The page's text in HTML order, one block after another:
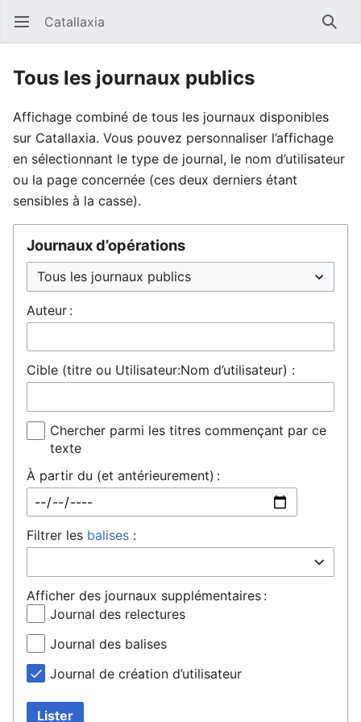
Ouvrir le menu principal Catallaxia
Tous les journaux publics
Affichage combiné de tous les journaux disponibles
sur Catallaxia. Vous pouvez personnaliser l’affichage
en sélectionnant le type de journal, le nom d’utilisateur
ou la page concernée (ces deux derniers étant
sensibles à la casse).
Journaux d’opérations
Auteur :
Cible (titre ou Utilisateur:Nom d’utilisateur) :
Chercher parmi les titres commençant par ce
texte
À partir du (et antérieurement) :
Filtrer les balises :
Afficher des journaux supplémentaires :
Journal des relectures
Journal des balises
Journal de création d’utilisateur
Lister